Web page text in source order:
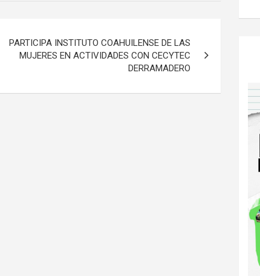
PARTICIPA INSTITUTO COAHUILENSE DE LAS
MUJERES EN ACTIVIDADES CON CECYTEC
DERRAMADERO